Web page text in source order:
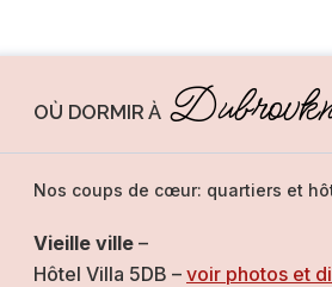
OÙ DORMIR À
Nos coups de cœur: quartiers et
Vieille ville –
Hôtel Villa 5DB – voir photos et